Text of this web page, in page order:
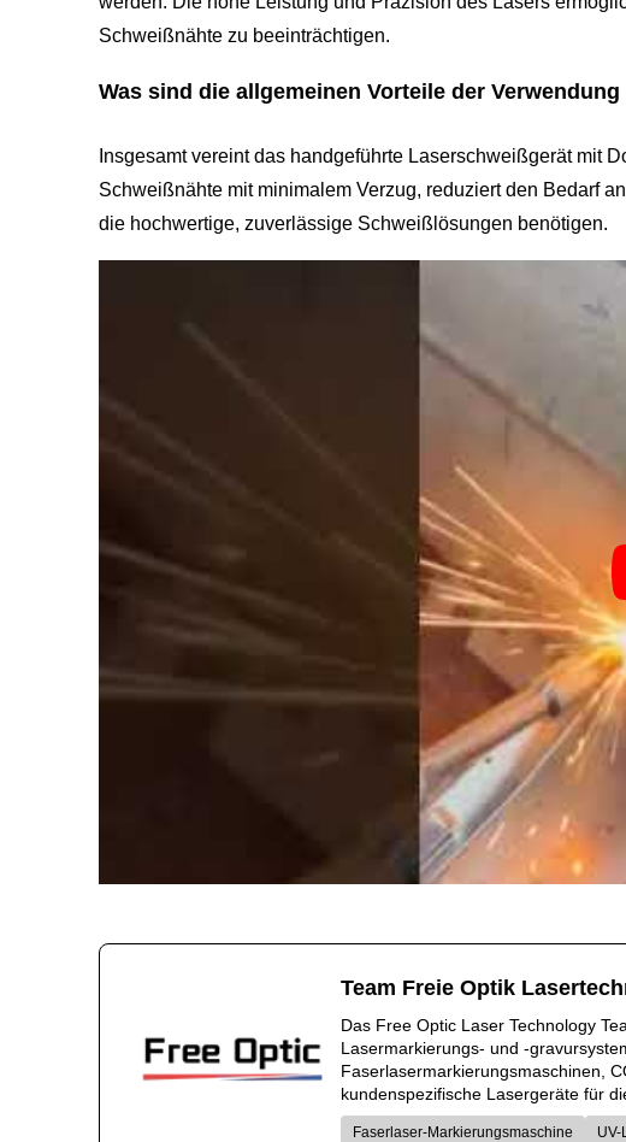
Schweißnähte zu beeinträchtigen.
Was sind die allgemeinen Vorteile der
Insgesamt vereint das handgeführte Laserschweißgerät mit
Schweißnähte mit minimalem Verzug, reduziert den Bedarf
die hochwertige, zuverlässige Schweißlösungen benötigen.
Team Freie Optik
Das Free Optic Laser Technology
Lasermarkierungs- und -
Faserlasermarkierungsmaschinen,
kundenspezifische Lasergeräte für
Faserlaser-Markierungsmaschine